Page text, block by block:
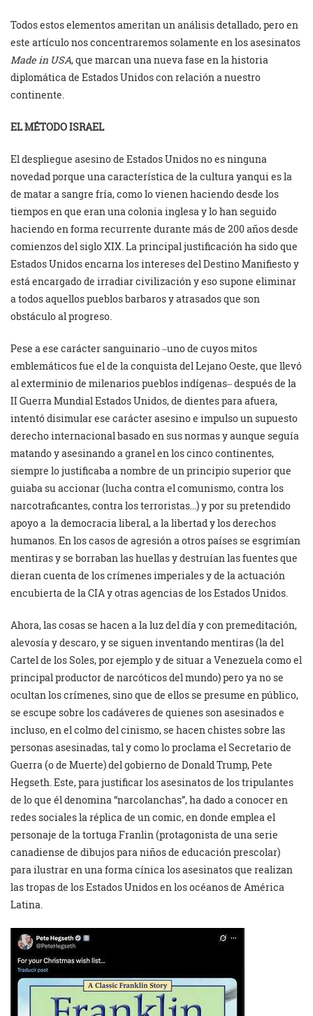
Todos estos elementos ameritan un análisis detallado, pero en
este artículo nos concentraremos solamente en los asesinatos
Made in USA, que marcan una nueva fase en la historia
diplomática de Estados Unidos con relación a nuestro
continente.
EL MÉTODO ISRAEL
El despliegue asesino de Estados Unidos no es ninguna
novedad porque una característica de la cultura yanqui es la
de matar a sangre fría, como lo vienen haciendo desde los
tiempos en que eran una colonia inglesa y lo han seguido
haciendo en forma recurrente durante más de 200 años desde
comienzos del siglo XIX. La principal justificación ha sido que
Estados Unidos encarna los intereses del Destino Manifiesto y
está encargado de irradiar civilización y eso supone eliminar
a todos aquellos pueblos barbaros y atrasados que son
obstáculo al progreso.
Pese a ese carácter sanguinario ‒uno de cuyos mitos
emblemáticos fue el de la conquista del Lejano Oeste, que llevó
al exterminio de milenarios pueblos indígenas‒ después de la
II Guerra Mundial Estados Unidos, de dientes para afuera,
intentó disimular ese carácter asesino e impulso un supuesto
derecho internacional basado en sus normas y aunque seguía
matando y asesinando a granel en los cinco continentes,
siempre lo justificaba a nombre de un principio superior que
guiaba su accionar (lucha contra el comunismo, contra los
narcotraficantes, contra los terroristas…) y por su pretendido
apoyo a la democracia liberal, a la libertad y los derechos
humanos. En los casos de agresión a otros países se esgrimían
mentiras y se borraban las huellas y destruían las fuentes que
dieran cuenta de los crímenes imperiales y de la actuación
encubierta de la CIA y otras agencias de los Estados Unidos.
Ahora, las cosas se hacen a la luz del día y con premeditación,
alevosía y descaro, y se siguen inventando mentiras (la del
Cartel de los Soles, por ejemplo y de situar a Venezuela como el
principal productor de narcóticos del mundo) pero ya no se
ocultan los crímenes, sino que de ellos se presume en público,
se escupe sobre los cadáveres de quienes son asesinados e
incluso, en el colmo del cinismo, se hacen chistes sobre las
personas asesinadas, tal y como lo proclama el Secretario de
Guerra (o de Muerte) del gobierno de Donald Trump, Pete
Hegseth. Este, para justificar los asesinatos de los tripulantes
de lo que él denomina “narcolanchas”, ha dado a conocer en
redes sociales la réplica de un comic, en donde emplea el
personaje de la tortuga Franlin (protagonista de una serie
canadiense de dibujos para niños de educación prescolar)
para ilustrar en una forma cínica los asesinatos que realizan
las tropas de los Estados Unidos en los océanos de América
Latina.